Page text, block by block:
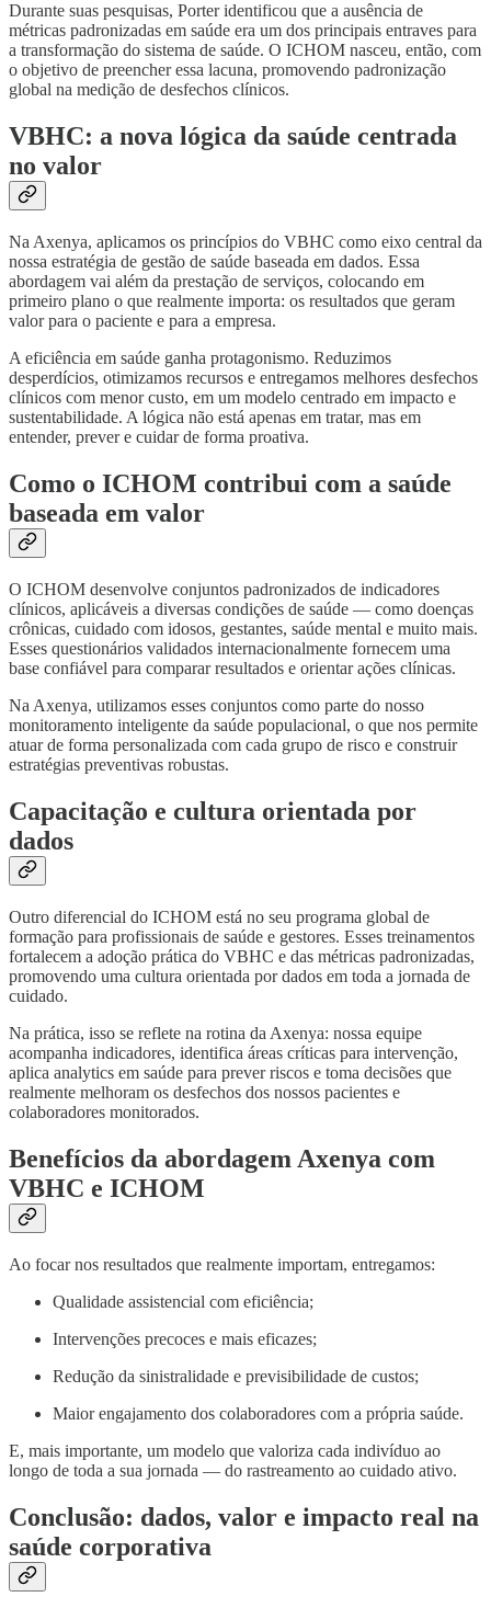
Durante suas pesquisas, Porter identificou que a ausência de
métricas padronizadas em saúde era um dos principais entraves para
a transformação do sistema de saúde. O ICHOM nasceu, então, com
o objetivo de preencher essa lacuna, promovendo padronização
global na medição de desfechos clínicos.
VBHC: a nova lógica da saúde centrada
no valor
Na Axenya, aplicamos os princípios do VBHC como eixo central da
nossa estratégia de gestão de saúde baseada em dados. Essa
abordagem vai além da prestação de serviços, colocando em
primeiro plano o que realmente importa: os resultados que geram
valor para o paciente e para a empresa.
A eficiência em saúde ganha protagonismo. Reduzimos
desperdícios, otimizamos recursos e entregamos melhores desfechos
clínicos com menor custo, em um modelo centrado em impacto e
sustentabilidade. A lógica não está apenas em tratar, mas em
entender, prever e cuidar de forma proativa.
Como o ICHOM contribui com a saúde
baseada em valor
O ICHOM desenvolve conjuntos padronizados de indicadores
clínicos, aplicáveis a diversas condições de saúde — como doenças
crônicas, cuidado com idosos, gestantes, saúde mental e muito mais.
Esses questionários validados internacionalmente fornecem uma
base confiável para comparar resultados e orientar ações clínicas.
Na Axenya, utilizamos esses conjuntos como parte do nosso
monitoramento inteligente da saúde populacional, o que nos permite
atuar de forma personalizada com cada grupo de risco e construir
estratégias preventivas robustas.
Capacitação e cultura orientada por
dados
Outro diferencial do ICHOM está no seu programa global de
formação para profissionais de saúde e gestores. Esses treinamentos
fortalecem a adoção prática do VBHC e das métricas padronizadas,
promovendo uma cultura orientada por dados em toda a jornada de
cuidado.
Na prática, isso se reflete na rotina da Axenya: nossa equipe
acompanha indicadores, identifica áreas críticas para intervenção,
aplica analytics em saúde para prever riscos e toma decisões que
realmente melhoram os desfechos dos nossos pacientes e
colaboradores monitorados.
Benefícios da abordagem Axenya com
VBHC e ICHOM
Ao focar nos resultados que realmente importam, entregamos:
Qualidade assistencial com eficiência;
Intervenções precoces e mais eficazes;
Redução da sinistralidade e previsibilidade de custos;
Maior engajamento dos colaboradores com a própria saúde.
E, mais importante, um modelo que valoriza cada indivíduo ao
longo de toda a sua jornada — do rastreamento ao cuidado ativo.
Conclusão: dados, valor e impacto real na
saúde corporativa